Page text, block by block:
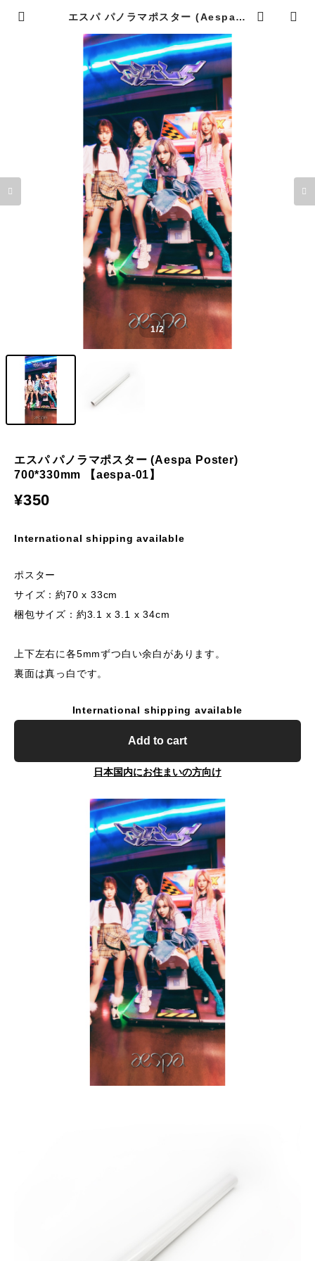
エスパ パノラマポスター (Aespa P
| K STAR PLUS
1/2
エスパ パノラマポスター (Aespa Poster)
700*330mm 【aespa-01】
¥350
International shipping available
ポスター
サイズ：約70 x 33cm
梱包サイズ：約3.1 x 3.1 x 34cm
上下左右に各5mmずつ白い余白があります。
裏面は真っ白です。
International shipping available
Add to cart
日本国内にお住まいの方向け